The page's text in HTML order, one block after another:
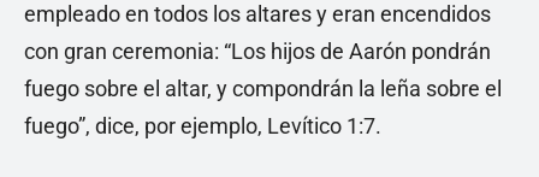
empleado en todos los altares y eran encendidos
con gran ceremonia: “Los hijos de Aarón pondrán
fuego sobre el altar, y compondrán la leña sobre el
fuego”, dice, por ejemplo, Levítico 1:7.